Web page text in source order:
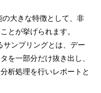
大きな特徴として、非
とが挙げられます。
ンプリングとは、デー
を一部分だけ抜き出し、
析処理を行いレポートと